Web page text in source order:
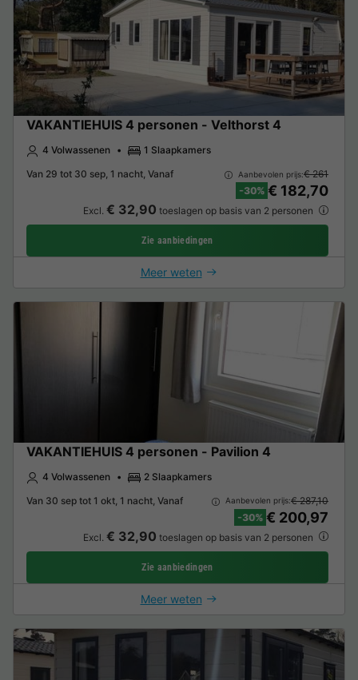
VAKANTIEHUIS 4 personen - Velthorst 4
4 Volwassenen
1 Slaapkamers
Van 29 tot 30 sep, 1 nacht, Vanaf
Aanbevolen prijs:€ 261
-30% € 182,70
Excl. € 32,90 toeslagen op basis van 2 personen
Zie aanbiedingen
Meer weten
VAKANTIEHUIS 4 personen - Pavilion 4
4 Volwassenen
2 Slaapkamers
Van 30 sep tot 1 okt, 1 nacht, Vanaf
Aanbevolen prijs:€ 287,10
-30% € 200,97
Excl. € 32,90 toeslagen op basis van 2 personen
Zie aanbiedingen
Meer weten